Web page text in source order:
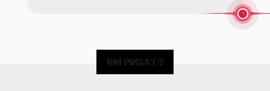
UN PROJET ?
UN PROJET ?